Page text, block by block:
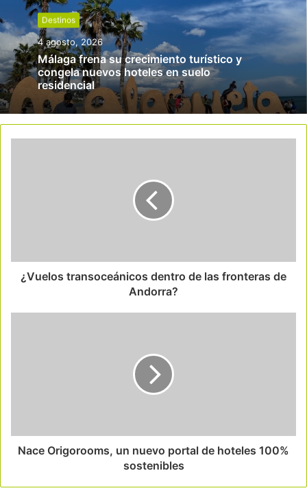
Destinos
4 agosto, 2026
Málaga frena su crecimiento turístico y
congela nuevos hoteles en suelo
residencial
¿Vuelos transoceánicos dentro de las fronteras de
Andorra?
Nace Origorooms, un nuevo portal de hoteles 100%
sostenibles